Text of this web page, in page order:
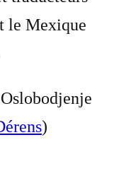
le Mexique
)